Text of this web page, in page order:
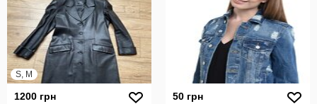
S, M
1200 грн
50 грн